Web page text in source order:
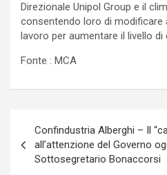
Direzionale Unipol Group e il
consentendo loro di modificare
lavoro per aumentare il livello
Fonte : MCA
articoli
Confindustria Alberghi – Il
all’attenzione del Governo
Sottosegretario Bonaccorsi